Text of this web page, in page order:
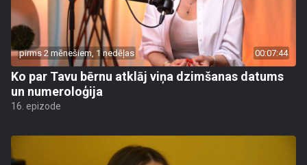
pirms 2 mēnešiem, 1 nedēļas 00:07:44
Ko par Tavu bērnu atklāj viņa dzimšanas datums
un numeroloģija
16. epizode